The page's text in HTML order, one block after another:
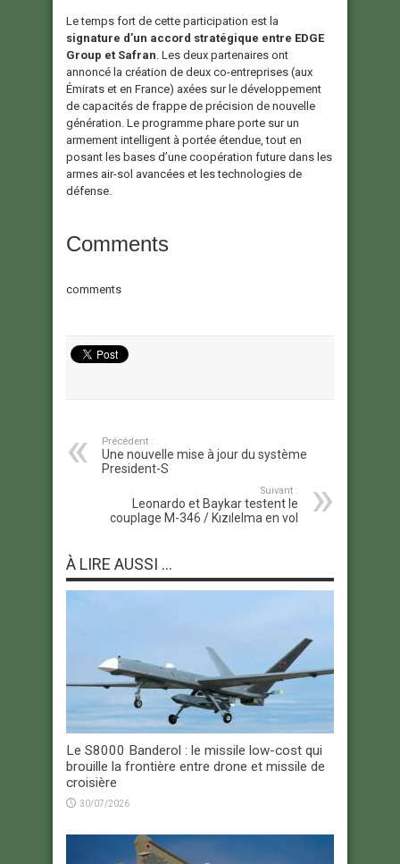
Le temps fort de cette participation est la
signature d’un accord stratégique entre EDGE
Group et Safran . Les deux partenaires ont
annoncé la création de deux co-entreprises (aux
Émirats et en France) axées sur le développement
de capacités de frappe de précision de nouvelle
génération. Le programme phare porte sur un
armement intelligent à portée étendue, tout en
posant les bases d’une coopération future dans les
armes air-sol avancées et les technologies de
défense.
Comments
comments
Précédent :
Une nouvelle mise à jour du système
President-S
Suivant :
Leonardo et Baykar testent le
couplage M-346 / Kızılelma en vol
À LIRE AUSSI ...
Le S8000 Banderol : le missile low-cost qui
brouille la frontière entre drone et missile de
croisière
30/07/2026